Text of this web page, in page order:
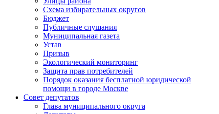
Схема избирательных округов
Бюджет
Публичные слушания
Муниципальная газета
Устав
Призыв
Экологический мониторинг
Защита прав потребителей
Порядок оказания бесплатной юридической
помощи в городе Москве
Совет депутатов
Глава муниципального округа